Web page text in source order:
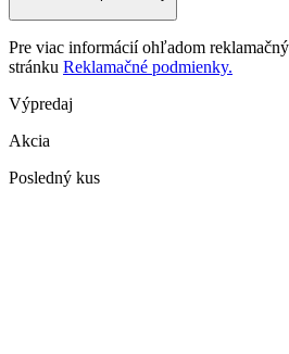
Pre viac informácií ohľadom
stránku Reklamačné podmienky.
Výpredaj
Akcia
Posledný kus